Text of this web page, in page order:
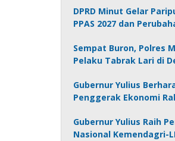
DPRD Minut Gelar
PPAS 2027 dan
Sempat Buron, Polres
Pelaku Tabrak Lari di
Gubernur Yulius
Penggerak Ekonomi
Gubernur Yulius Raih
Nasional Kemendagri-